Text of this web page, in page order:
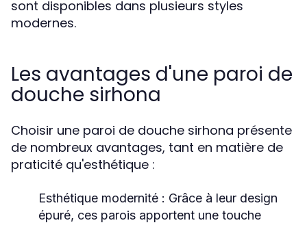
sont disponibles dans plusieurs styles
modernes.
Les avantages d'une paroi de
douche sirhona
Choisir une paroi de douche sirhona présente
de nombreux avantages, tant en matière de
praticité qu'esthétique :
Esthétique modernité : Grâce à leur design
épuré, ces parois apportent une touche